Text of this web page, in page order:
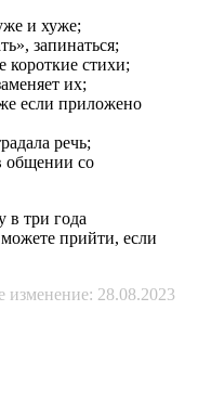
и хуже;
запинаться;
короткие стихи;
их;
если приложено
речь;
общении со
в три года
прийти, если
изменение: 28.08.2023